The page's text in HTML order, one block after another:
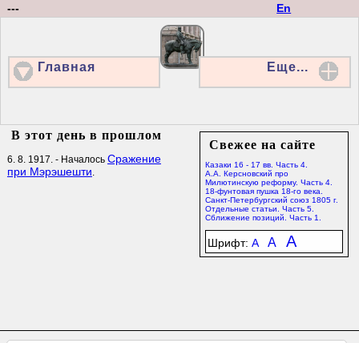
En
---
Главная Еще...
Свежее на сайте
Казаки 16 - 17 вв. Часть 4.
А.А. Керсновский про
Милютинскую реформу. Часть 4.
18-фунтовая пушка 18-го века.
Санкт-Петербургский союз 1805 г.
Отдельные статьи. Часть 5.
Сближение позиций. Часть 1.
Шрифт: A A A
В этот день в прошлом
6. 8. 1917. - Началось Сражение
при Мэрэшешти.